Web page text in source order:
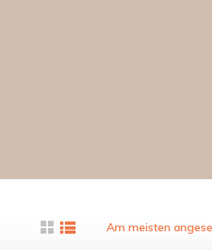
Am meisten